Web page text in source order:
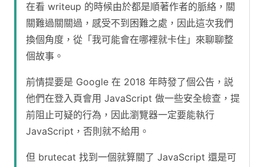
在看 writeup 的時候由於都是順著作者的脈絡，關
關難過關關過，感受不到困難之處，因此這次我們
換個角度，從「我可能會在哪裡就卡住」來聊聊整
個故事。
前情提要是 Google 在 2018 年時發了個公告，説
他們在登入頁會用 JavaScript 做一些安全檢查，提
前阻止可疑的行為，因此瀏覽器一定要能執行
JavaScript，否則就不給用。
但 brutecat 找到一個就算關了 JavaScript 還是可